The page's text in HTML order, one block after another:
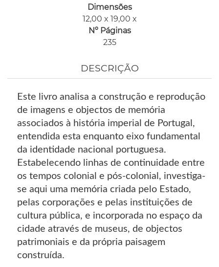
Dimensões
12,00 x 19,00 x
Nº Páginas
235
DESCRIÇÃO
Este livro analisa a construção e reprodução
de imagens e objectos de memória
associados à história imperial de Portugal,
entendida esta enquanto eixo fundamental
da identidade nacional portuguesa.
Estabelecendo linhas de continuidade entre
os tempos colonial e pós-colonial, investiga-
se aqui uma memória criada pelo Estado,
pelas corporações e pelas instituições de
cultura pública, e incorporada no espaço da
cidade através de museus, de objectos
patrimoniais e da própria paisagem
construída.